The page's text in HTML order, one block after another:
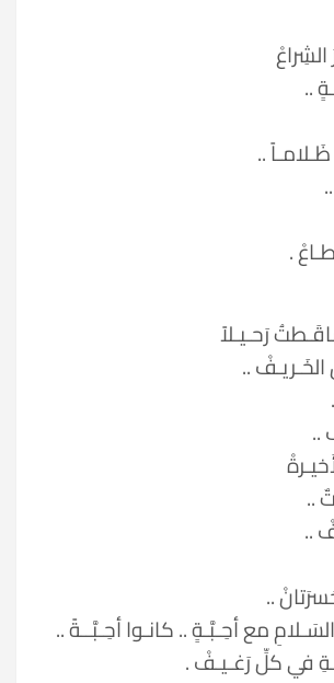
..
..
.
رَحـيـلاً
..
..
..
..
..
مع أحِـبَّـةٍ .. كانـوا أحِـبَّــةً ..
في كلِّ رَغـيـفْ .